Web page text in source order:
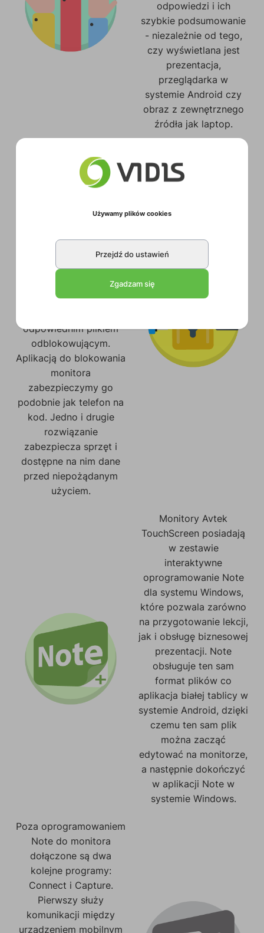
odpowiedzi i ich
szybkie podsumowanie
- niezależnie od tego,
czy wyświetlana jest
prezentacja,
przeglądarka w
systemie Android czy
obraz z zewnętrznego
źródła jak laptop.
monitora to rozwiązanie
dedykowane dla
oraz sprawdzające się
miejscach. USB Disk
Lock pozwala
zablokować monitor i
odblokować jedynie po
podłączeniu klucza
odpowiednim plikiem
odblokowującym.
Aplikacją do blokowania
monitora
zabezpieczymy go
podobnie jak telefon na
kod. Jedno i drugie
rozwiązanie
zabezpiecza sprzęt i
dostępne na nim dane
przed niepożądanym
użyciem.
Monitory Avtek
TouchScreen posiadają
w zestawie
interaktywne
oprogramowanie Note
dla systemu Windows,
które pozwala zarówno
na przygotowanie lekcji,
jak i obsługę biznesowej
prezentacji. Note
obsługuje ten sam
format plików co
aplikacja białej tablicy w
systemie Android, dzięki
czemu ten sam plik
można zacząć
edytować na monitorze,
a następnie dokończyć
w aplikacji Note w
systemie Windows.
Poza oprogramowaniem
Note do monitora
dołączone są dwa
kolejne programy:
Connect i Capture.
Pierwszy służy
komunikacji między
urządzeniem mobilnym
Używamy plików cookies
Przejdź do ustawień
Zgadzam się